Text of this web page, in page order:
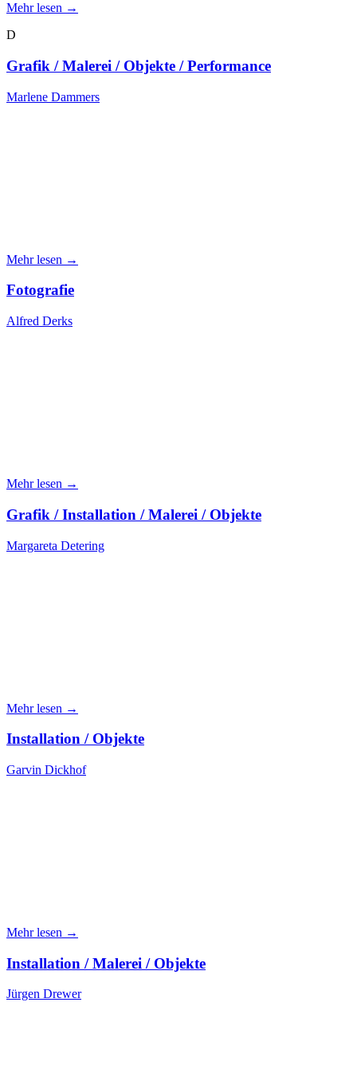
Mehr lesen →
D
Grafik / Malerei / Objekte / Performance
Marlene Dammers
Mehr lesen →
Fotografie
Alfred Derks
Mehr lesen →
Grafik / Installation / Malerei / Objekte
Margareta Detering
Mehr lesen →
Installation / Objekte
Garvin Dickhof
Mehr lesen →
Installation / Malerei / Objekte
Jürgen Drewer